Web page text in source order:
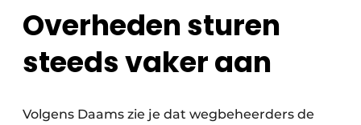
Overheden sturen
steeds vaker aan
Volgens Daams zie je dat wegbeheerders de